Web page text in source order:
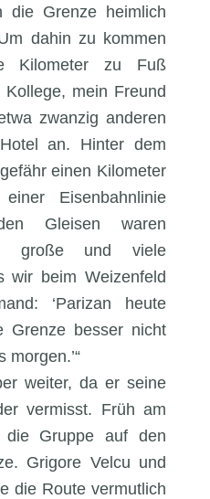
Grenze heimlich
dahin zu kommen
Kilometer zu Fuß
mein Freund
zwanzig anderen
an. Hinter dem
einen Kilometer
Eisenbahnlinie
Gleisen waren
große und viele
wir beim Weizenfeld
‘Parizan heute
Grenze besser nicht
morgen.’“
weiter, da er seine
vermisst. Früh am
die Gruppe auf den
Grigore Velcu und
die Route vermutlich